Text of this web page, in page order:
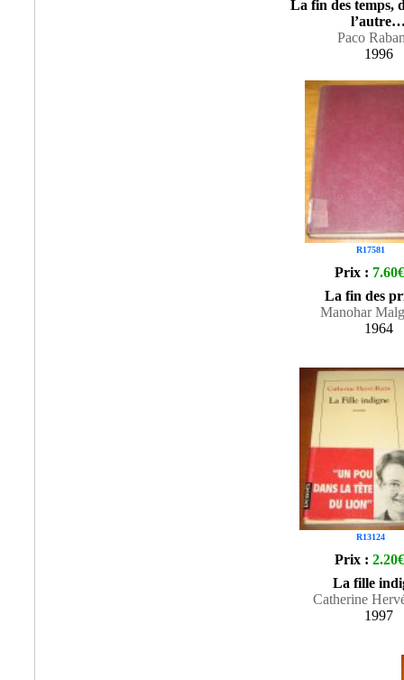
La fin des temps,
Paco
1996
R17581
Prix : 7.60€
La fin des
Manohar
1964
R13124
Prix : 2.20€
La fille
Catherine
1997